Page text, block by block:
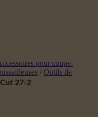
pour coupe-
/ Outils de
27-2